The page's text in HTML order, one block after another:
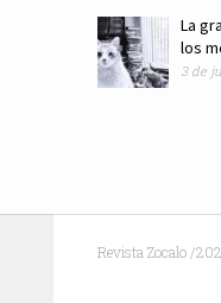
La
los
3 de
Revista Zocalo /